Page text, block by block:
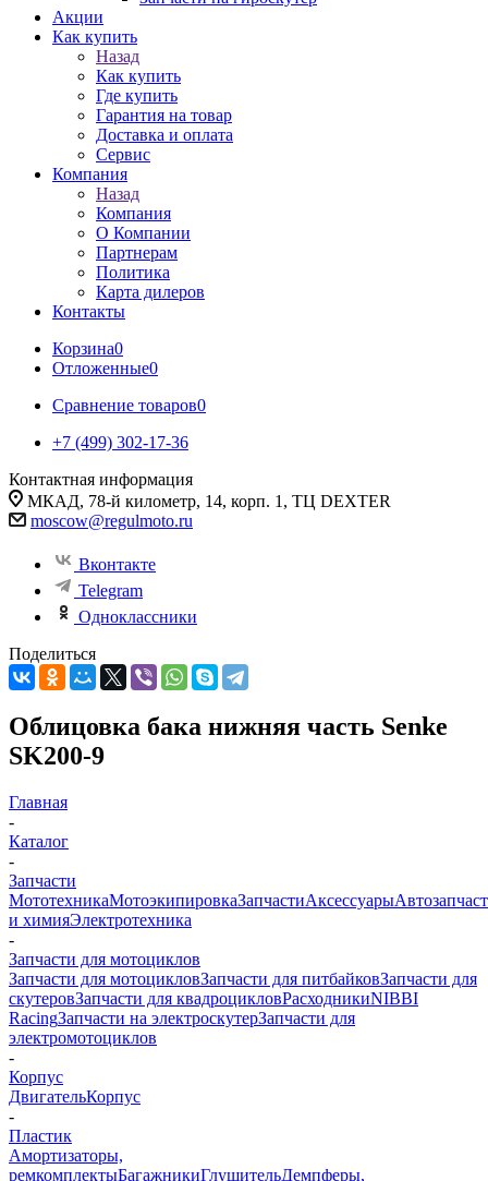
Акции
Как купить
Назад
Как купить
Где купить
Гарантия на товар
Доставка и оплата
Сервис
Компания
Назад
Компания
О Компании
Партнерам
Политика
Карта дилеров
Контакты
Корзина0
Отложенные0
Сравнение товаров0
+7 (499) 302-17-36
Контактная информация
МКАД, 78-й километр, 14, корп. 1, ТЦ DEXTER
moscow@regulmoto.ru
Вконтакте
Telegram
Одноклассники
Поделиться
Облицовка бака нижняя часть Senke
SK200-9
Главная
-
Каталог
-
Запчасти
МототехникаМотоэкипировкаЗапчастиАксессуары
и химияЭлектротехника
-
Запчасти для мотоциклов
Запчасти для мотоцикловЗапчасти для питбайковЗапчасти для
скутеровЗапчасти для квадроцикловРасходникиNIBBI
RacingЗапчасти на электроскутерЗапчасти для
электромотоциклов
-
Корпус
ДвигательКорпус
-
Пластик
Амортизаторы,
ремкомплектыБагажникиГлушительДемпферы,